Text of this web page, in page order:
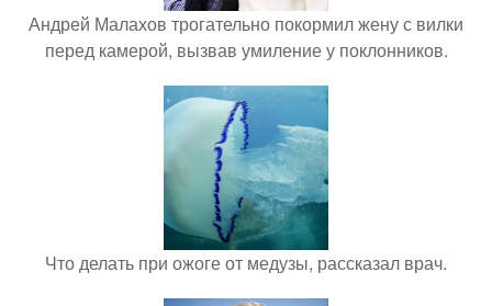
Андрей Малахов трогательно покормил жену с вилки
перед камерой, вызвав умиление у поклонников.
Что делать при ожоге от медузы, рассказал врач.